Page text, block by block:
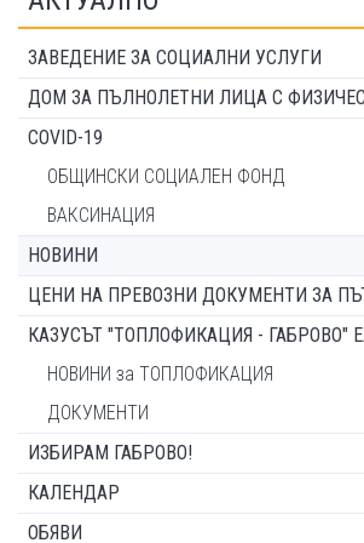
ЗАВЕДЕНИЕ ЗА СОЦИАЛНИ УСЛУГИ
ДОМ ЗА ПЪЛНОЛЕТНИ ЛИЦА С
COVID-19
ОБЩИНСКИ СОЦИАЛЕН ФОНД
ВАКСИНАЦИЯ
НОВИНИ
ЦЕНИ НА ПРЕВОЗНИ ДОКУМЕНТИ ЗА
КАЗУСЪТ "ТОПЛОФИКАЦИЯ - ГАБРОВО"
НОВИНИ за ТОПЛОФИКАЦИЯ
ДОКУМЕНТИ
ИЗБИРАМ ГАБРОВО!
КАЛЕНДАР
ОБЯВИ